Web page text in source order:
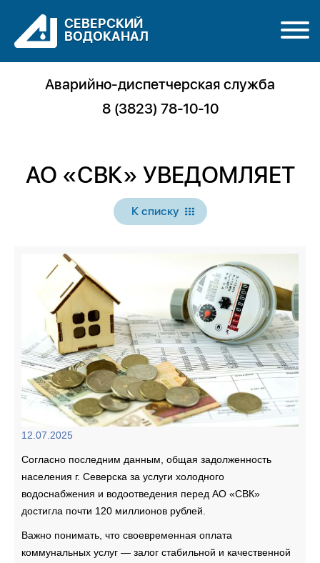
Аварийно-диспетчерская служба
8 (3823) 78-10-10
СЕВЕРСКИЙ
ВОДОКАНАЛ
АО «СВК» УВЕДОМЛЯЕТ
К списку
12.07.2025
Согласно последним данным, общая задолженность
населения г. Северска за услуги холодного
водоснабжения и водоотведения перед АО «СВК»
достигла почти 120 миллионов рублей.
Важно понимать, что своевременная оплата
коммунальных услуг — залог стабильной и качественной